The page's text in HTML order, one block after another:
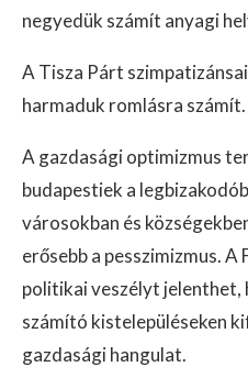
negyedük számít anyagi
A Tisza Párt
harmaduk romlásra számít.
A gazdasági optimizmus
budapestiek a
városokban és
erősebb a pesszimizmus.
politikai veszélyt jelenthet,
számító kistelepüléseken
gazdasági hangulat.